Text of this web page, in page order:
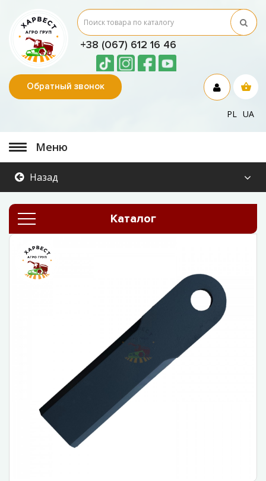
+38 (067) 612 16 46
Обратный звонок
PL UA
Меню
Назад
Каталог